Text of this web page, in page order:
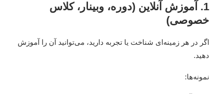
1. آموزش آنلاین (دوره، وبینار، کلاس
خصوصی)
اگر در هر زمینه‌ای شناخت یا تجربه دارید، می‌توانید آن را آموزش
دهید.
نمونه‌ها: